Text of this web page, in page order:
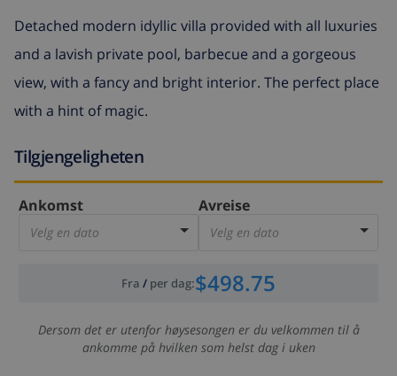
Detached modern idyllic villa provided with all luxuries
and a lavish private pool, barbecue and a gorgeous
view, with a fancy and bright interior. The perfect place
with a hint of magic.
Tilgjengeligheten
Ankomst
Velg en dato
Avreise
Velg en dato
Fra / per dag:$498.75
Dersom det er utenfor høysesongen er du velkommen til å
ankomme på hvilken som helst dag i uken